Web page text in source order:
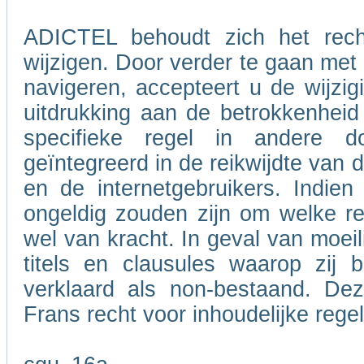
ADICTEL behoudt zich het
wijzigen. Door verder te gaan
navigeren, accepteert u de
uitdrukking aan de
specifieke regel in andere
geïntegreerd in de reikwijdte van
en de internetgebruikers.
ongeldig zouden zijn om welke
wel van kracht. In geval van
titels en clausules waarop zij
verklaard als non-bestaand.
Frans recht voor inhoudelijke